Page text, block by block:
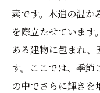
素です。木造の温か
を際立たせていま
ある建物に包まれ
す。ここでは、季節
の中でさらに輝きを